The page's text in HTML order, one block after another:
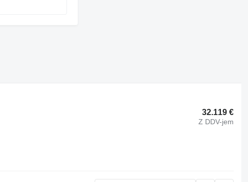
32.119 €
Z DDV-jem